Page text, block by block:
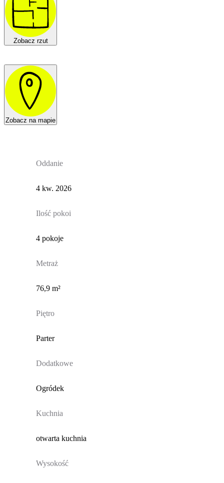
Zobacz rzut
Zobacz na mapie
Oddanie
4 kw. 2026
Ilość pokoi
4 pokoje
Metraż
76,9 m²
Piętro
Parter
Dodatkowe
Ogródek
Kuchnia
otwarta kuchnia
Wysokość